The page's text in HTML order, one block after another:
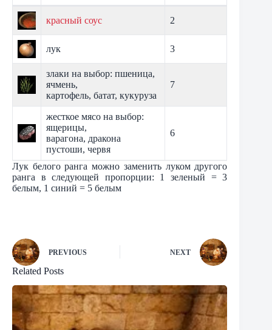
красный соус 2
лук 3
злаки на выбор: пшеница,
ячмень,
картофель, батат, кукуруза
7
жесткое мясо на выбор:
ящерицы,
варагона, дракона
пустоши, червя
6
Лук белого ранга можно заменить луком другого
ранга в следующей пропорции: 1 зеленый = 3
белым, 1 синий = 5 белым
PREVIOUS NEXT
Related Posts